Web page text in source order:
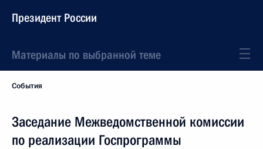
Президент России
Материалы по выбранной теме
События
Заседание Межведомственной комиссии
по реализации Госпрограммы